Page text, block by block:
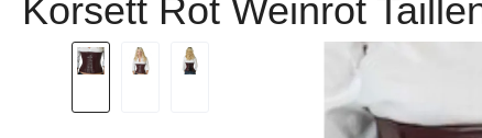
Korsett Rot Weinrot
Bildergalerie überspringen